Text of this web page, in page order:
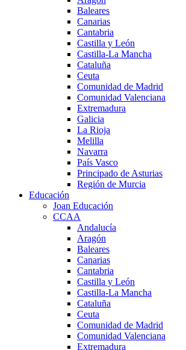
Baleares
Canarias
Cantabria
Castilla y León
Castilla-La Mancha
Cataluña
Ceuta
Comunidad de Madrid
Comunidad Valenciana
Extremadura
Galicia
La Rioja
Melilla
Navarra
País Vasco
Principado de Asturias
Región de Murcia
Educación
Joan Educación
CCAA
Andalucía
Aragón
Baleares
Canarias
Cantabria
Castilla y León
Castilla-La Mancha
Cataluña
Ceuta
Comunidad de Madrid
Comunidad Valenciana
Extremadura